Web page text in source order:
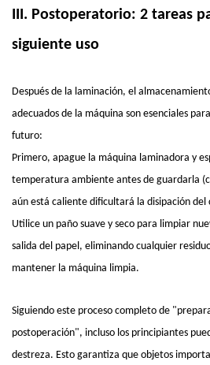
III. Postoperatorio: 2 tareas
siguiente uso
Después de la laminación, el
adecuados de la máquina son esenciales
futuro:
Primero, apague la máquina laminadora y
temperatura ambiente antes de guardarla
aún está caliente dificultará la disipación del
Utilice un paño suave y seco para limpiar
salida del papel, eliminando cualquier
mantener la máquina limpia.
Siguiendo este proceso completo de
postoperación", incluso los principiantes
destreza. Esto garantiza que objetos